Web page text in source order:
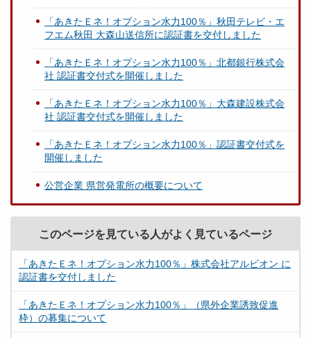
「あきたＥネ！オプション水力100％」秋田テレビ・エ
フエム秋田 大森山送信所に認証書を交付しました
「あきたＥネ！オプション水力100％」北都銀行株式会
社 認証書交付式を開催しました
「あきたＥネ！オプション水力100％」大森建設株式会
社 認証書交付式を開催しました
「あきたＥネ！オプション水力100％」認証書交付式を
開催しました
公営企業 県営発電所の概要について
このページを見ている人がよく見ているページ
「あきたＥネ！オプション水力100％」株式会社アルビオン に
認証書を交付しました
「あきたＥネ！オプション水力100％」（県外企業誘致促進
枠）の募集について